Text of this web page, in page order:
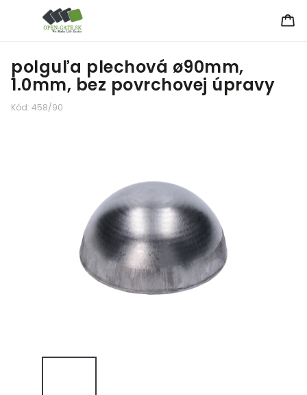
polguľa plechová ø90mm,
1.0mm, bez povrchovej úpravy
Kód: 458/90